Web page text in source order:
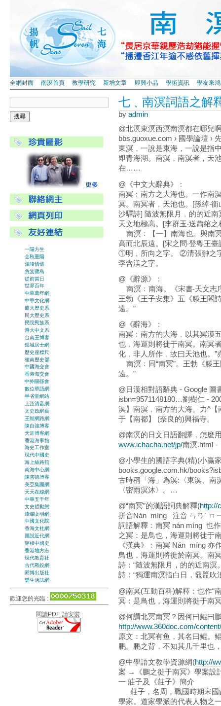
全網封面 南溟首頁 教學研究 新增文章 即興小品 學術資訊 學友來鴻
七﹑南溟詞語之解
by admin
@北溟東溟西溟南溟都在哪兒
bbs.guoxue.com › 國學論壇 ›
東溟，一說是東海，一說是指
即青海湖。南溟，南溟者，天
在……
@《中文大辭典》﹕
南冥﹕南方之大海也。一作南
冥。南冥者﹐天池也。[孫綽‧
沙驛詩] 隨波無限月﹐的的近
天文地極高。[李群玉‧送蕭綰
南溟﹕【一】南海也。與南
高而北辰遠。[宋之問‧登粵王
①明﹐所向之字。 ②清張翀之
李含渼之字。
@《辭源》﹕
南溟﹕南海。《宋書‧天文志
王勃《王子安集》五《滕王閣
遠。”
@《辭海》﹕
南冥﹕南方的大海﹐以其冥漠
也﹐海運則將徙于南冥。南冥
化﹐非人所作﹐故曰天池也。”
南溟﹕同“南冥”。王勃《滕
遠。”
@日漢相對語辭典 - Google 圖
isbn=9571148180…劉樹仁 -
溟】南溟﹐南方的大海。力^
于【南都】 (奈良的)興福寺。
@南溟的日文日語翻譯，怎麽
www.ichacha.net/jp/南溟.html -
@小學生的國語字典(精)(小贏
books.google.com.hk/
古時稱「海」為溟:〈東溟、南
〈密雨溟沐〉。…
@“南冥”的漢語詞典解釋(http://
拼音Nán míng
注音 ㄣㄢˊ ㄇ
詞語解釋﹕南冥 nán míng 也
之冥：是鳥也，海運則將徙于
《漢典》﹕南冥 Nán míng 亦
鳥也，海運則將徙於南冥。南
詩：“隨波無限月，的的近南溟
詩：“獨運南溟指白日，黿鼉吹
@南冥(互動百科)解釋：也作“
冥：是鳥也，海運則將徙于南
@何謂北冥南冥？因何曰鲲曰
http://www.360doc.com/
原文：北冥有鱼，其名曰鲲。
鹏。鹏之背，不知其几千里
@中學語文教學資源網(http://
案 →《鵬之徙于南冥》學案設
一 莊子及《莊子》簡介
莊子，名周，戰國時期宋國
學家。道家學派的代表人物之
一陽方生
金秋重陽
溫陵情懷
負笈鷺島
從前當日
世界百年
中華萬年網
中華文化網
廈大歷史系
民大歷史系
民院民族系
港大中文系
台南王博客
銀城居士網
歷史座標尺
嶺南歷史部
中國海交會
香港海交會
中外關係會
數位華語網
半省堂網站
上弦清音網
太史政網頁
王朝網路網
陳自強博客
天涯博客網
香港海事館
海史工作室
現代中國史
海上絲路舘
南海中心網
陳杏德博客
美亞集團網
天天在線網
中華五千年
文史哲動態
燦爛文明網
中國文化院
香海文社網
圖説近代網
穿梭中國史
香港地方志
現代教育社
古代戰役網
閎博出版社
樂生活誌網
歡迎您的光臨 :
閱讀PDF, 請安裝 :